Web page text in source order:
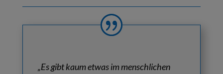
„Es gibt kaum etwas im menschlichen